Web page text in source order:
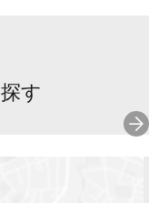
す